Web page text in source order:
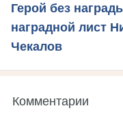
Герой без
наградной лист
Чекалов
Комментарии